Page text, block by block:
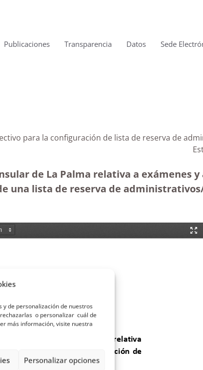
y de personalización de nuestros
o personalizar cuál de
más información, visite nuestra
Personalizar opciones
Publicaciones Transparencia Datos Sede
para la configuración de lista de reserva de
de La Palma relativa a exámenes y
una lista de reserva de